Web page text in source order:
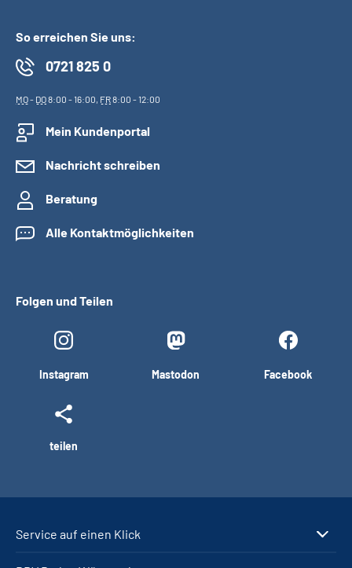
So erreichen Sie uns:
0721 825 0
MO- DO8:00 - 16:00, FR8:00 - 12:00
Mein Kundenportal
Nachricht schreiben
Beratung
Alle Kontaktmöglichkeiten
Folgen und Teilen
Instagram Mastodon Facebook
teilen
Service auf einen Klick